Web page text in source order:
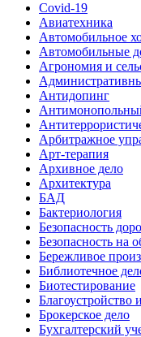
Covid-19
Авиатехника
Автомобильное
Автомобильные
Агрономия и
Антидопинг
Арбитражное
Арт-терапия
Архивное дело
Архитектура
БАД
Бактериология
Безопасность
Безопасность на
Бережливое
Библиотечное
Биотестирование
Благоустройство
Брокерское дело
Бухгалтерский